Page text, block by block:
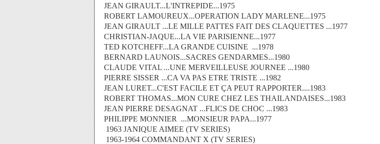
JEAN GIRAULT...L'INTREPIDE...1975
ROBERT LAMOUREUX...OPERATION LADY MARLENE...1975
JEAN GIRAULT ...LE MILLE PATTES FAIT DES CLAQUETTES ...1977
CHRISTIAN-JAQUE...LA VIE PARISIENNE...1977
TED KOTCHEFF...LA GRANDE CUISINE ...1978
BERNARD LAUNOIS...SACRES GENDARMES...1980
CLAUDE VITAL ...UNE MERVEILLEUSE JOURNEE ...1980
PIERRE SISSER ...CA VA PAS ETRE TRISTE ...1982
JEAN LURET...C'EST FACILE ET ÇA PEUT RAPPORTER....1983
ROBERT THOMAS...MON CURE CHEZ LES THAILANDAISES...1983
JEAN PIERRE DESAGNAT ...FLICS DE CHOC ...1983
PHILIPPE MONNIER ...MONSIEUR PAPA...1977
1963 JANIQUE AIMEE (TV SERIES)
1963-1964 COMMANDANT X (TV SERIES)